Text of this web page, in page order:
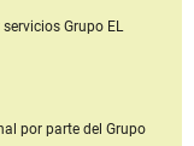
serviciosGrupo EL
por parte del Grupo